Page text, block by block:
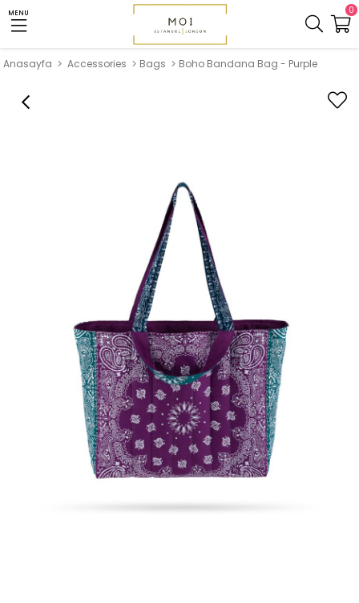
MENU 0
Anasayfa Accessories Bags Boho Bandana Bag - Purple